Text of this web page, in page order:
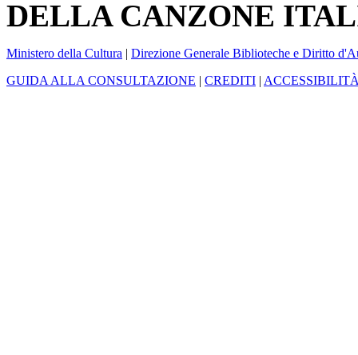
DELLA CANZONE
Ministero della Cultura | Direzione Generale Biblioteche e Diritto
GUIDA ALLA CONSULTAZIONE | CREDITI |